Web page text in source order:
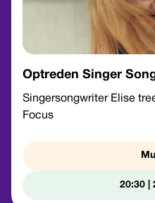
Optreden Singer
Singersongwriter Elise
Focus
20:30 |